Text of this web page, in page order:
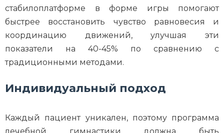
стабилоплатформе в форме игры помогают
быстрее восстановить чувство равновесия и
координацию движений, улучшая эти
показатели на 40-45% по сравнению с
традиционными методами.
Индивидуальный подход
Каждый пациент уникален, поэтому программа
лечебной гимнастики должна быть